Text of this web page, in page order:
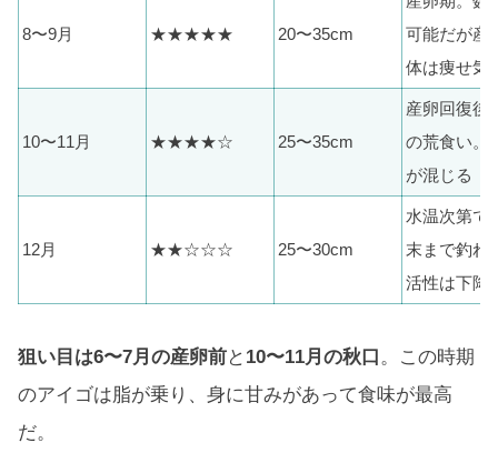
8〜9月 ★★★★★ 20〜35cm
可能だが産
体は痩せ気
10〜11月 ★★★★☆ 25〜35cm
産卵回復後
の荒食い。
が混じる
12月 ★★☆☆☆ 25〜30cm
水温次第で
末まで釣れ
活性は下降
狙い目は6〜7月の産卵前と 10〜11月の秋口 。この時期
のアイゴは脂が乗り、身に甘みがあって食味が最高
だ。